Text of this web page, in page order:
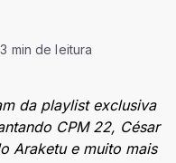
3 min de leitura
da playlist exclusiva
CPM 22, César
Araketu e muito mais